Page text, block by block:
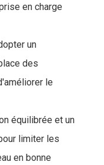
en charge
un
des
le
équilibrée et un
limiter les
en bonne